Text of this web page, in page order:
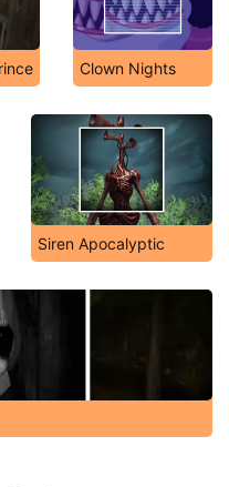
Clown Nights
Siren Apocalyptic